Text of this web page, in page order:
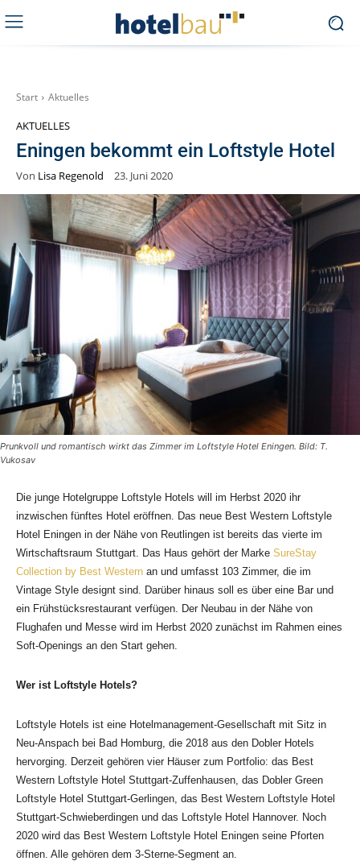
Start Aktuelles
AKTUELLES
Eningen bekommt ein Loftstyle Hotel
Von Lisa Regenold 23. Juni 2020
Prunkvoll und romantisch wirkt das Zimmer im Loftstyle Hotel Eningen. Bild: T.
Vukosav
Die junge Hotelgruppe Loftstyle Hotels will im Herbst 2020 ihr
inzwischen fünftes Hotel eröffnen. Das neue Best Western Loftstyle
Hotel Eningen in der Nähe von Reutlingen ist bereits das vierte im
Wirtschaftsraum Stuttgart. Das Haus gehört der Marke SureStay
Collection by Best Western an und umfasst 103 Zimmer, die im
Vintage Style designt sind. Darüber hinaus soll es über eine Bar und
ein Frühstücksrestaurant verfügen. Der Neubau in der Nähe von
Flughafen und Messe wird im Herbst 2020 zunächst im Rahmen eines
Soft-Openings an den Start gehen.
Wer ist Loftstyle Hotels?
Loftstyle Hotels ist eine Hotelmanagement-Gesellschaft mit Sitz in
Neu-Anspach bei Bad Homburg, die 2018 aus den Dobler Hotels
hervorging. Derzeit gehören vier Häuser zum Portfolio: das Best
Western Loftstyle Hotel Stuttgart-Zuffenhausen, das Dobler Green
Loftstyle Hotel Stuttgart-Gerlingen, das Best Western Loftstyle Hotel
Stuttgart-Schwieberdingen und das Loftstyle Hotel Hannover. Noch
2020 wird das Best Western Loftstyle Hotel Eningen seine Pforten
öffnen. Alle gehören dem 3-Sterne-Segment an.